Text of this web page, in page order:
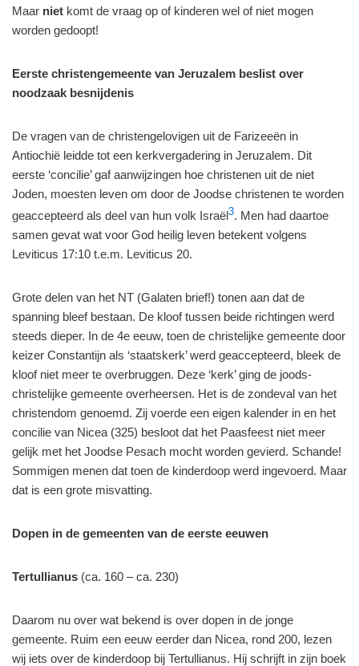
Maar niet komt de vraag op of kinderen wel of niet mogen
worden gedoopt!
Eerste christengemeente van Jeruzalem beslist over
noodzaak besnijdenis
De vragen van de christengelovigen uit de Farizeeën in
Antiochië leidde tot een kerkvergadering in Jeruzalem. Dit
eerste ‘concilie’ gaf aanwijzingen hoe christenen uit de niet
Joden, moesten leven om door de Joodse christenen te worden
geaccepteerd als deel van hun volk Israël3. Men had daartoe
samen gevat wat voor God heilig leven betekent volgens
Leviticus 17:10 t.e.m. Leviticus 20.
Grote delen van het NT (Galaten brief!) tonen aan dat de
spanning bleef bestaan. De kloof tussen beide richtingen werd
steeds dieper. In de 4e eeuw, toen de christelijke gemeente door
keizer Constantijn als ‘staatskerk’ werd geaccepteerd, bleek de
kloof niet meer te overbruggen. Deze ‘kerk’ ging de joods-
christelijke gemeente overheersen. Het is de zondeval van het
christendom genoemd. Zij voerde een eigen kalender in en het
concilie van Nicea (325) besloot dat het Paasfeest niet meer
gelijk met het Joodse Pesach mocht worden gevierd. Schande!
Sommigen menen dat toen de kinderdoop werd ingevoerd. Maar
dat is een grote misvatting.
Dopen in de gemeenten van de eerste eeuwen
Tertullianus (ca. 160 – ca. 230)
Daarom nu over wat bekend is over dopen in de jonge
gemeente. Ruim een eeuw eerder dan Nicea, rond 200, lezen
wij iets over de kinderdoop bij Tertullianus. Hij schrijft in zijn boek